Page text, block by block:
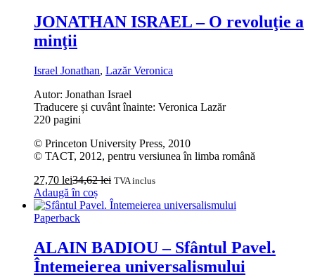
JONATHAN ISRAEL – O revoluţie a
minţii
Israel Jonathan, Lazăr Veronica
Autor: Jonathan Israel
Traducere și cuvânt înainte: Veronica Lazăr
220 pagini
© Princeton University Press, 2010
© TACT, 2012, pentru versiunea în limba română
27,70 lei34,62lei TVA inclus
Adaugă în coș
Paperback
ALAIN BADIOU – Sfântul Pavel.
Întemeierea universalismului